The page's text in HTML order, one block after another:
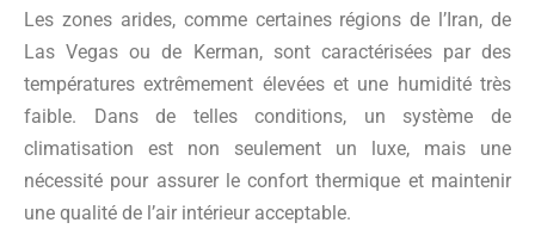
Les zones arides, comme certaines régions de l’Iran, de
Las Vegas ou de Kerman, sont caractérisées par des
températures extrêmement élevées et une humidité très
faible. Dans de telles conditions, un système de
climatisation est non seulement un luxe, mais une
nécessité pour assurer le confort thermique et maintenir
une qualité de l’air intérieur acceptable.